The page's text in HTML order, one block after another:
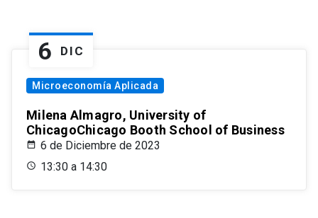
6 DIC
Microeconomía Aplicada
Milena Almagro, University of
ChicagoChicago Booth School of Business
6 de Diciembre de 2023
13:30 a 14:30